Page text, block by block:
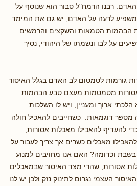
רבנו הרמח"ל סבור הוא שנוסף על
לרעה על האדם, יש גם את המימד
הבהמות הטמאות והשקצים והרמשים
על לבו ונשמתו של היהודי, נסיך
גורמות לטמטום לב האדם בגלל האיסור
מטמטמות מעצם טבע הבהמות
ארוך ומעניין, ויש לו השלכות
מספר דוגמאות. כשחייבים להאכיל חולה
להעדיף להאכילו מאכלות אסורות,
מאכלים כשרים אך צריך לעבור על
וכדומה? האם אנו מחויבים למנוע
אסורות, שהרי מצד האיסור שבמאכלים
העצמי נגרום לתינוק נזק ולכן יש לנו